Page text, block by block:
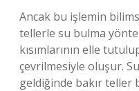
Ancak bu işlemin
tellerle su bulma
kısımlarının elle
çevrilmesiyle oluşur.
geldiğinde bakır teller